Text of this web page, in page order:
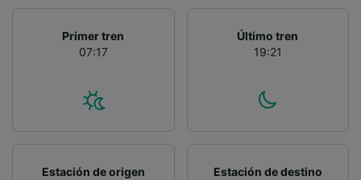
Primer tren
07:17
Último tren
19:21
Estación de origen
Estación de destino